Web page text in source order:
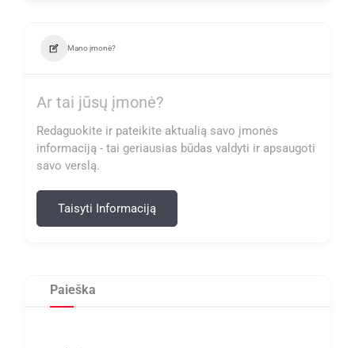
Mano įmonė?
Ar tai jūsų įmonė?
Redaguokite ir pateikite aktualią savo įmonės
informaciją - tai geriausias būdas valdyti ir apsaugoti
savo verslą.
Taisyti Informaciją
Paieška